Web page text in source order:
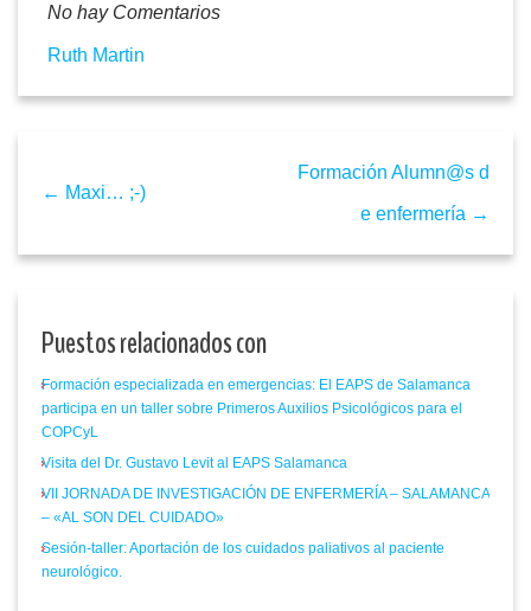
No hay Comentarios
Ruth Martin
← Maxi… ;-)
Formación Alumn@s d
e enfermería →
Puestos relacionados con
Formación especializada en emergencias: El EAPS de Salamanca
participa en un taller sobre Primeros Auxilios Psicológicos para el
COPCyL
Visita del Dr. Gustavo Levit al EAPS Salamanca
VII JORNADA DE INVESTIGACIÓN DE ENFERMERÍA – SALAMANCA
– «AL SON DEL CUIDADO»
Sesión-taller: Aportación de los cuidados paliativos al paciente
neurológico.